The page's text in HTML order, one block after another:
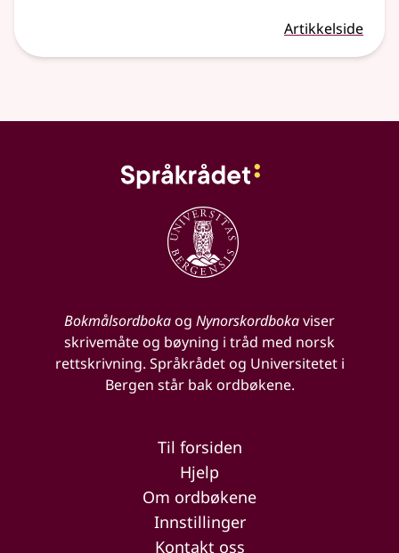
Artikkelside
Bokmålsordbokaog Nynorskordbokaviser
skrivemåte og bøyning i tråd med norsk
rettskrivning. Språkrådet og Universitetet i
Bergen står bak ordbøkene.
Til forsiden
Hjelp
Om ordbøkene
Innstillinger
Kontakt oss